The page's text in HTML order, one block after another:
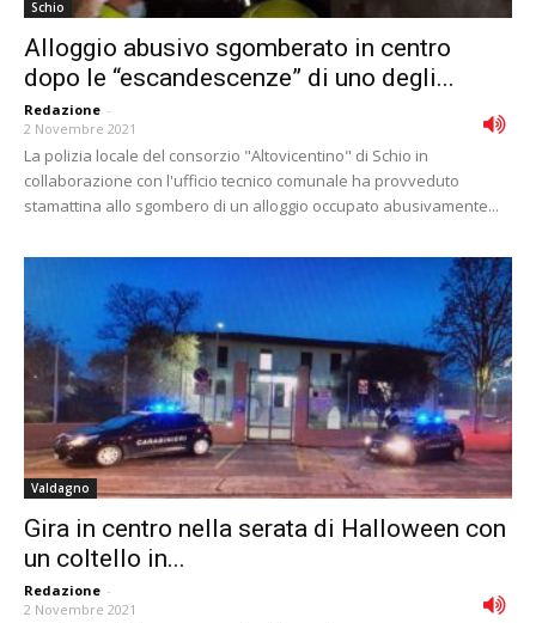
Schio
Alloggio abusivo sgomberato in centro
dopo le “escandescenze” di uno degli...
Redazione -
2 Novembre 2021
La polizia locale del consorzio "Altovicentino" di Schio in
collaborazione con l'ufficio tecnico comunale ha provveduto
stamattina allo sgombero di un alloggio occupato abusivamente...
Valdagno
Gira in centro nella serata di Halloween con
un coltello in...
Redazione -
2 Novembre 2021